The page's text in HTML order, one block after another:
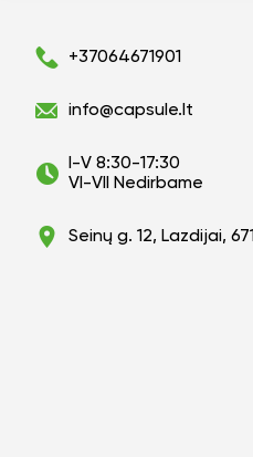
+37064671901
info@capsule.lt
I-V 8:30-17:30
VI-VII Nedirbame
Seinų g. 12, Lazdijai,